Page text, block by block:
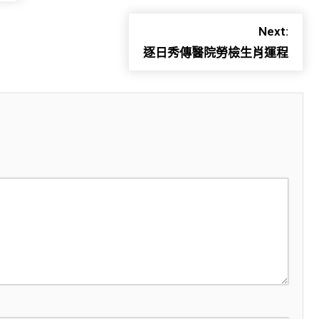
Next:
逐日秀傳醫院勞檢生肖運程